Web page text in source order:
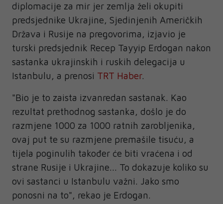
diplomacije za mir jer zemlja želi okupiti
predsjednike Ukrajine, Sjedinjenih Američkih
Država i Rusije na pregovorima, izjavio je
turski predsjednik Recep Tayyip Erdogan nakon
sastanka ukrajinskih i ruskih delegacija u
Istanbulu, a prenosi TRT Haber.
"Bio je to zaista izvanredan sastanak. Kao
rezultat prethodnog sastanka, došlo je do
razmjene 1000 za 1000 ratnih zarobljenika,
ovaj put te su razmjene premašile tisuću, a
tijela poginulih također će biti vraćena i od
strane Rusije i Ukrajine... To dokazuje koliko su
ovi sastanci u Istanbulu važni. Jako smo
ponosni na to", rekao je Erdogan.